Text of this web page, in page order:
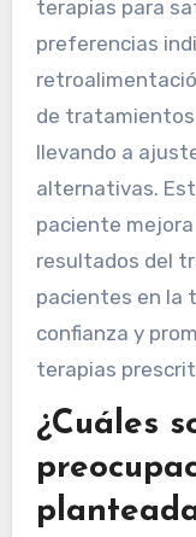
terapias para
preferencias
de tratamientos
llevando a
alternativas.
paciente
resultados del
pacientes en la
confianza y
terapias
¿Cuáles